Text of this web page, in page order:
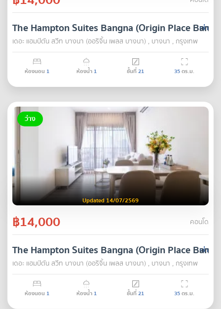
เช่า
The Hampton Suites Bangna (Origin Place
เดอะ แฮมป์ตัน สวีท บางนา (ออริจิ้น เพลส บางนา) , บางนา , กรุงเทพ
ห้องนอน 1 ห้องน้ำ 1 ชั้นที่21 35ตร.ม.
ว่าง
Updated 14/07/2569
฿14,000 คอนโด
เช่า
The Hampton Suites Bangna (Origin Place
เดอะ แฮมป์ตัน สวีท บางนา (ออริจิ้น เพลส บางนา) , บางนา , กรุงเทพ
ห้องนอน 1 ห้องน้ำ 1 ชั้นที่21 35ตร.ม.